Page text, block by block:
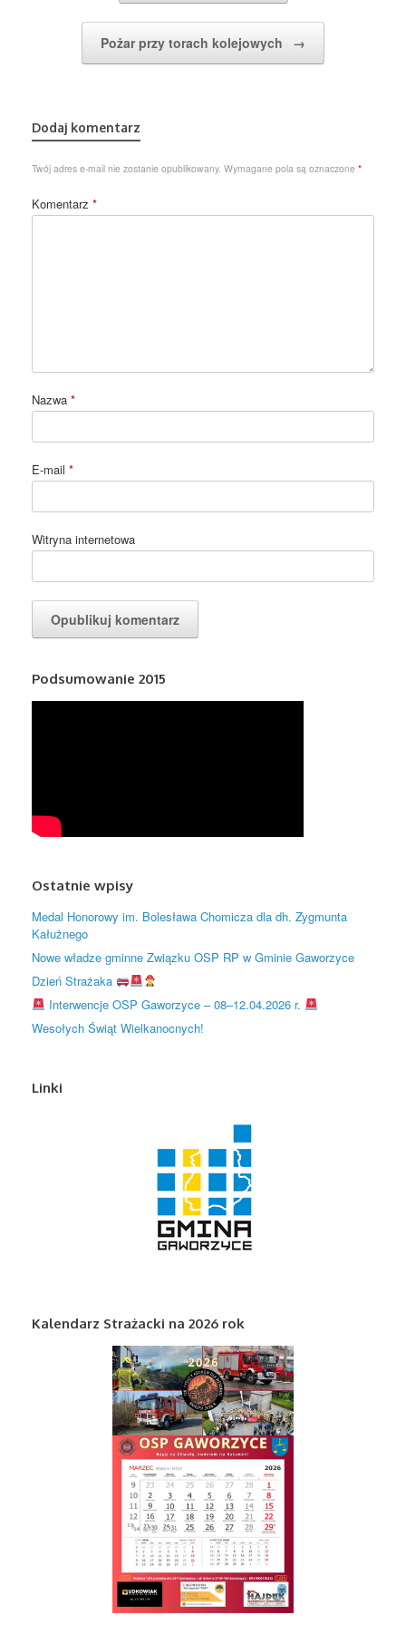
Pożar przy torach kolejowych →
Dodaj komentarz
Twój adres e-mail nie zostanie opublikowany. Wymagane pola są oznaczone *
Komentarz *
Nazwa *
E-mail *
Witryna internetowa
Podsumowanie 2015
Ostatnie wpisy
Medal Honorowy im. Bolesława Chomicza dla dh. Zygmunta
Kałużnego
Nowe władze gminne Związku OSP RP w Gminie Gaworzyce
Dzień Strażaka
Interwencje OSP Gaworzyce – 08–12.04.2026 r.
Wesołych Świąt Wielkanocnych!
Linki
Kalendarz Strażacki na 2026 rok